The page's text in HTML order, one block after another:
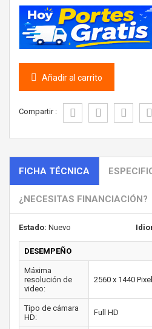
Añadir al carrito
Compartir :
FICHA TÉCNICA
¿NECESITAS FINANCIACIÓN?
Estado: Nuevo
DESEMPEÑO
Máxima
resolución de
video:
2560 x 1440
Tipo de cámara
HD:
Full HD